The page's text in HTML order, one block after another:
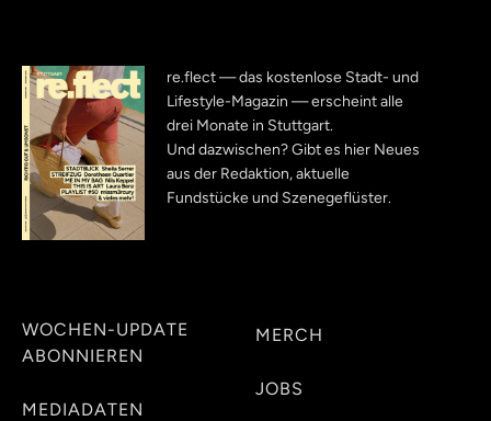
re.flect — das kostenlose Stadt- und
Lifestyle-Magazin — erscheint alle
drei Monate in Stuttgart.
Und dazwischen? Gibt es hier Neues
aus der Redaktion, aktuelle
Fundstücke und Szenegeflüster.
WOCHEN-UPDATE
ABONNIEREN
MEDIADATEN
MERCH
JOBS